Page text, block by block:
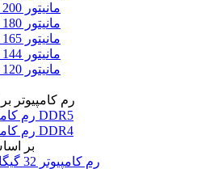
مانیتور 200 هرتز
مانیتور 180 هرتز
مانیتور 165 هرتز
مانیتور 144 هرتز
مانیتور 120 هرتز
رم کامپیوتر
رم کامپیوتر DDR5
رم کامپیوتر DDR4
بر
رم کامپیوتر 32 گیگابایت